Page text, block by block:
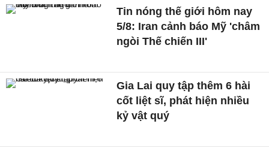
Tin nóng thế giới hôm nay
5/8: Iran cảnh báo Mỹ 'châm
ngòi Thế chiến III'
Gia Lai quy tập thêm 6 hài
cốt liệt sĩ, phát hiện nhiều
kỷ vật quý